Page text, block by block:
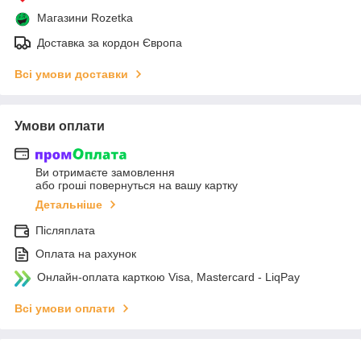
Магазини Rozetka
Доставка за кордон Європа
Всі умови доставки
Умови оплати
Ви отримаєте замовлення
або гроші повернуться на вашу картку
Детальніше
Післяплата
Оплата на рахунок
Онлайн-оплата карткою Visa, Mastercard - LiqPay
Всі умови оплати